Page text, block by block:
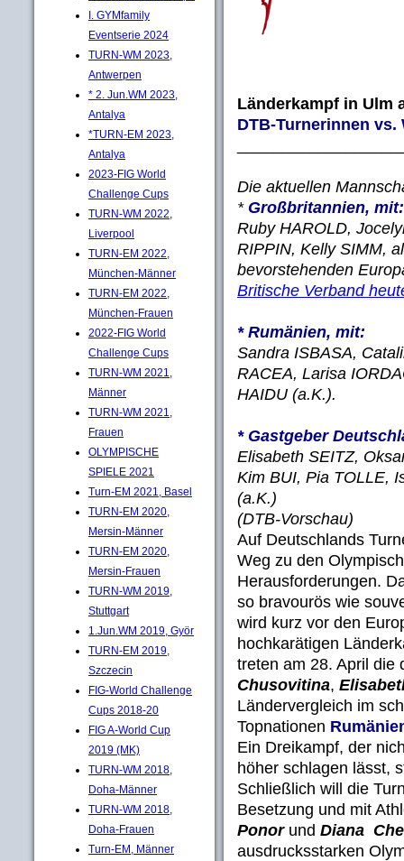
I. GYMfamily
Eventserie 2024
TURN-WM 2023,
Antwerpen
* 2. Jun.WM 2023,
Antalya
*TURN-EM 2023,
Antalya
2023-FIG World
Challenge Cups
TURN-WM 2022,
Liverpool
TURN-EM 2022,
München-Männer
TURN-EM 2022,
München-Frauen
2022-FIG World
Challenge Cups
TURN-WM 2021,
Männer
TURN-WM 2021,
Frauen
OLYMPISCHE
SPIELE 2021
Turn-EM 2021, Basel
TURN-EM 2020,
Mersin-Männer
TURN-EM 2020,
Mersin-Frauen
TURN-WM 2019,
Stuttgart
1.Jun.WM 2019, Györ
TURN-EM 2019,
Szczecin
FIG-World Challenge
Cups 2018-20
FIG A-World Cup
2019 (MK)
TURN-WM 2018,
Doha-Männer
TURN-WM 2018,
Doha-Frauen
Turn-EM, Männer
Länderkampf in Ulm
DTB-Turnerinnen vs.
Die aktuellen
*Großbritannien, mit:
Ruby HAROLD,
RIPPIN, Kelly SIMM,
bevorstehenden
Britische Verband
* Rumänien, mit:
Sandra ISBASA,
RACEA, Larisa
HAIDU (a.K.).
* Gastgeber
Elisabeth SEITZ,
Kim BUI, Pia TOLLE,
(a.K.)
(DTB-Vorschau)
Auf Deutschlands
Weg zu den
Herausforderungen.
so bravourös wie
wird kurz vor den
hochkarätigen
treten am 28. April die
Chusovitina,
Ländervergleich im
Topnationen
Ein Dreikampf, der
höher schlagen lässt,
Schließlich will die
Besetzung und mit
Ponorund Diana
ausdrucksstarken